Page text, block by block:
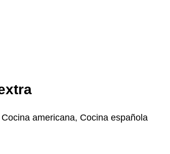
Cocina americana, Cocina española